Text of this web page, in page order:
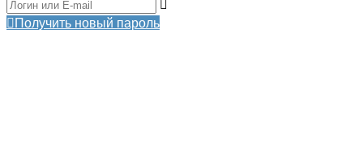
Получить новый пароль